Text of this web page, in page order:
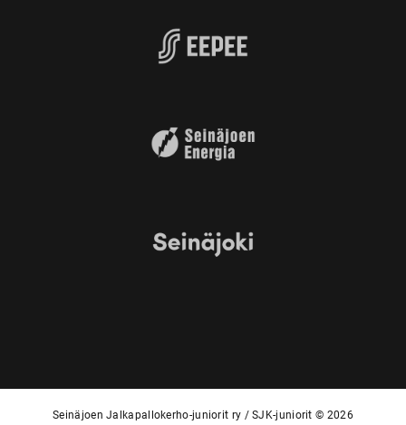
Seinäjoen Jalkapallokerho-juniorit ry / SJK-juniorit © 2026